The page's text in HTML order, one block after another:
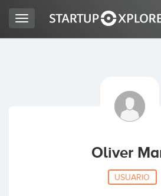
Toggle
navigation
Oliver
USUARIO